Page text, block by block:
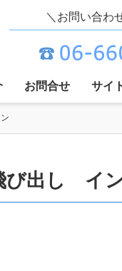
＼お問い合わ
お問合せ サイ
ン
出し イ